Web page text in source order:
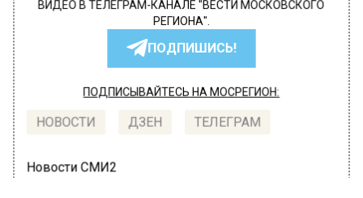
ВИДЕО В ТЕЛЕГРАМ-КАНАЛЕ "ВЕСТИ МОСКОВСКОГО
РЕГИОНА".
ПОДПИШИСЬ!
ПОДПИСЫВАЙТЕСЬ НА МОСРЕГИОН:
НОВОСТИ ДЗЕН ТЕЛЕГРАМ
Новости СМИ2